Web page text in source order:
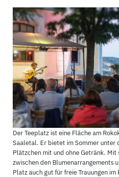
Der Teeplatz ist eine Fläche am
Saaletal. Er bietet im Sommer unter
Plätzchen mit und ohne Getränk.
zwischen den Blumenarrangements
Platz auch gut für freie Trauungen im